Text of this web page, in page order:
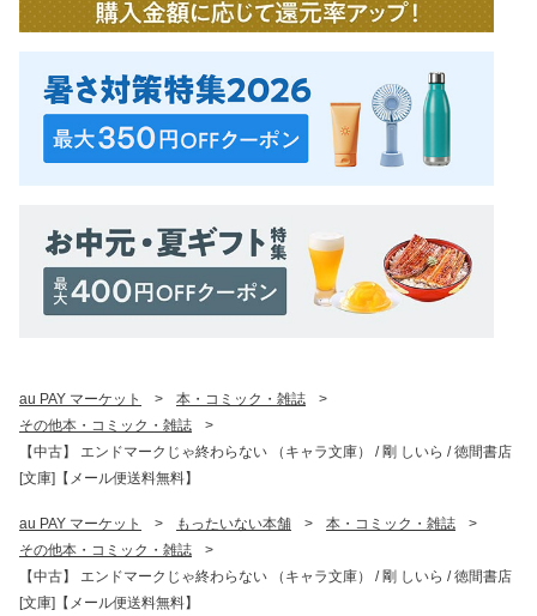
au PAY マーケット > 本・コミック・雑誌
>
その他本・コミック・雑誌
>
【中古】 エンドマークじゃ終わらない （キャラ文庫） / 剛 しいら / 徳間書店
[文庫]【メール便送料無料】
au PAY マーケット > もったいない本舗 > 本・コミック・雑誌
>
その他本・コミック・雑誌
>
【中古】 エンドマークじゃ終わらない （キャラ文庫） / 剛 しいら / 徳間書店
[文庫]【メール便送料無料】